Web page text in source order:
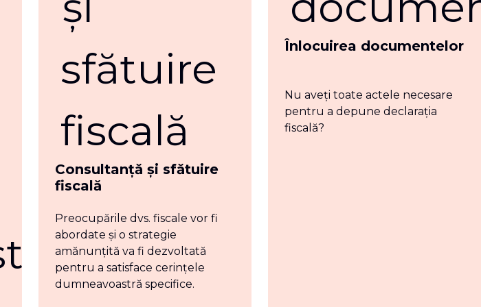
Consultanță și sfătuire
fiscală
Preocupările dvs. fiscale vor fi
abordate și o strategie
amănunțită va fi dezvoltată
pentru a satisface cerințele
dumneavoastră specifice.
Înlocuirea documentelor
Nu aveți toate actele necesare
pentru a depune declarația
fiscală?